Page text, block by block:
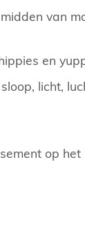
van
en
licht,
op